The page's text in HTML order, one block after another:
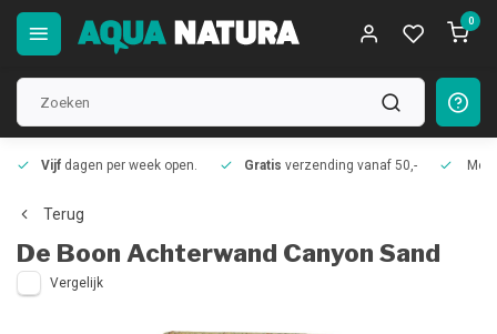
0
Vijf dagen per week open. Gratis verzending vanaf 50,-
Terug
De Boon Achterwand Canyon Sand
Vergelijk